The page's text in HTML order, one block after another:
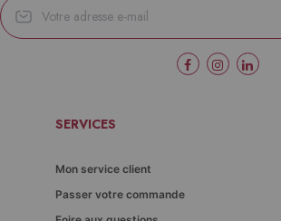
SERVICES
Mon service client
Passer votre commande